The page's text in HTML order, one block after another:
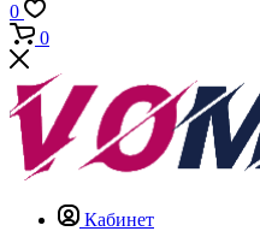
0
0
Кабинет